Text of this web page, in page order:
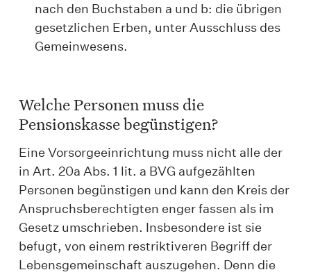
nach den Buchstaben a und b: die übrigen
gesetzlichen Erben, unter Ausschluss des
Gemeinwesens.
Welche Personen muss die
Pensionskasse begünstigen?
Eine Vorsorgeeinrichtung muss nicht alle der
in Art. 20a Abs. 1 lit. a BVG aufgezählten
Personen begünstigen und kann den Kreis der
Anspruchsberechtigten enger fassen als im
Gesetz umschrieben. Insbesondere ist sie
befugt, von einem restriktiveren Begriff der
Lebensgemeinschaft auszugehen. Denn die